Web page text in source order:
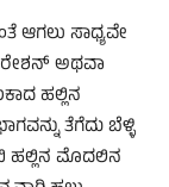
ಆಗಲು ಸಾಧ್ಯವೇ
ಅಥವಾ
ಹಲ್ಲಿನ
ತೆಗೆದು ಬೆಳ್ಳಿ
ಹಲ್ಲಿನ ಮೊದಲಿನ